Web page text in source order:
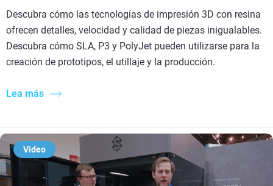
Descubra cómo las tecnologías de impresión 3D con resina
ofrecen detalles, velocidad y calidad de piezas inigualables.
Descubra cómo SLA, P3 y PolyJet pueden utilizarse para la
creación de prototipos, el utillaje y la producción.
Lea más
Video